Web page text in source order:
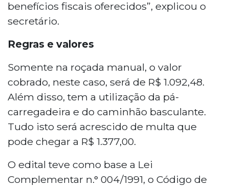
benefícios fiscais oferecidos”, explicou o
secretário.
Regras e valores
Somente na roçada manual, o valor
cobrado, neste caso, será de R$ 1.092,48.
Além disso, tem a utilização da pá-
carregadeira e do caminhão basculante.
Tudo isto será acrescido de multa que
pode chegar a R$ 1.377,00.
O edital teve como base a Lei
Complementar n.° 004/1991, o Código de